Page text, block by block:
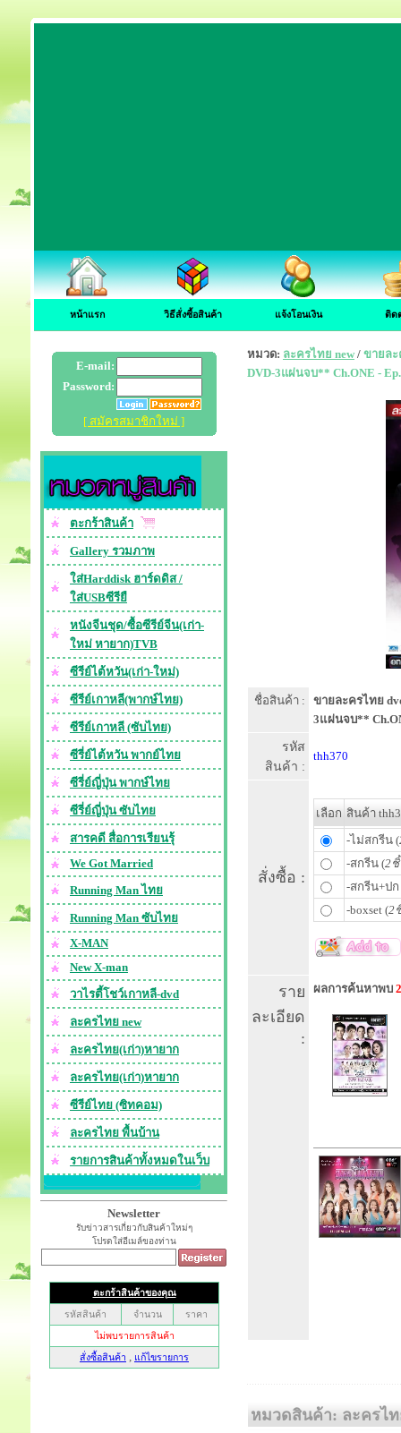
หน้าแรก วิธีสั่งซื้อสินค้า แจ้งโอนเงิน ติด
E-mail:
Password:
[ สมัครสมาชิกใหม่ ]
ตะกร้าสินค้า
Gallery รวมภาพ
ใส่Harddisk ฮาร์ดดิส /
ใส่USBซีรียื
หนังจีนชุด/ซื้อซีรีย์จีน(เก่า-
ใหม่ หายาก)TVB
ซีรีย์ไต้หวัน(เก่า-ใหม่)
ซีรีย์เกาหลี(พากษ์ไทย)
ซีรีย์เกาหลี (ซับไทย)
ซีรี่ย์ไต้หวัน พากย์ไทย
ซีรี่ย์ญี่ปุ่น พากษ์ไทย
ซีรี่ย์ญี่ปุ่น ซับไทย
สารคดี สื่อการเรียนรุ้
We Got Married
Running Man ไทย
Running Man ซับไทย
X-MAN
New X-man
วาไรตี้โชว์เกาหลี-dvd
ละครไทย new
ละครไทย(เก่า)หายาก
ละครไทย(เก่า)หายาก
ซีรีย์ไทย (ซิทคอม)
ละครไทย พื้นบ้าน
รายการสินค้าทั้งหมดในเว็บ
Newsletter
รับข่าวสารเกี่ยวกับสินค้าใหม่ๆ
โปรดใส่อีเมล์ของท่าน
หมวด: ละครไทย new / ขายละ
DVD-3แผ่นจบ** Ch.ONE -
ชื่อสินค้า :
ขายละครไทย
3แผ่นจบ**
รหัส
สินค้า :
thh370
สั่งซื้อ :
เลือก สินค้า
-ไม่สกรีน (
-สกรีน (2
-สกรีน+ปก
-boxset (2
ราย
ละเอียด
:
ผลการค้นหาพบ 2
หมวดสินค้า: ละครไท